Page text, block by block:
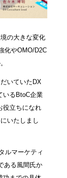
の大きな変化
化やOMO/D2C
いていたDX
いるBtoC企業
役立ちになれ
いたしまし
ルマーケティ
ある風間氏か